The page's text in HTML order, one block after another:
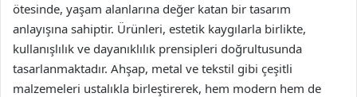
ötesinde, yaşam alanlarına değer katan bir tasarım
anlayışına sahiptir. Ürünleri, estetik kaygılarla birlikte,
kullanışlılık ve dayanıklılık prensipleri doğrultusunda
tasarlanmaktadır. Ahşap, metal ve tekstil gibi çeşitli
malzemeleri ustalıkla birleştirerek, hem modern hem de